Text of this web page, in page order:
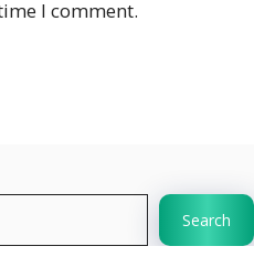
I comment.
Search